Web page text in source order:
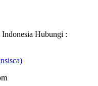
Hubungi :